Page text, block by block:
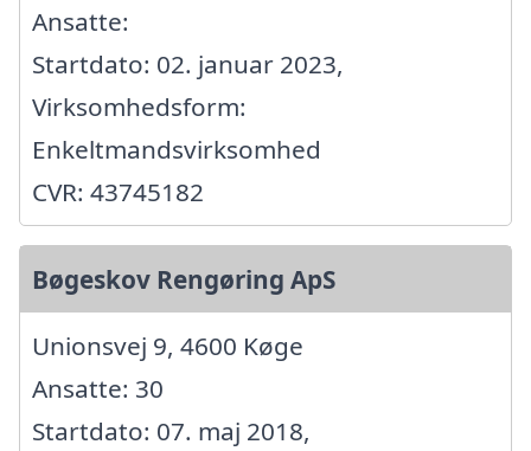
Ansatte:
Startdato: 02. januar 2023,
Virksomhedsform:
Enkeltmandsvirksomhed
CVR: 43745182
Bøgeskov Rengøring ApS
Unionsvej 9, 4600 Køge
Ansatte: 30
Startdato: 07. maj 2018,